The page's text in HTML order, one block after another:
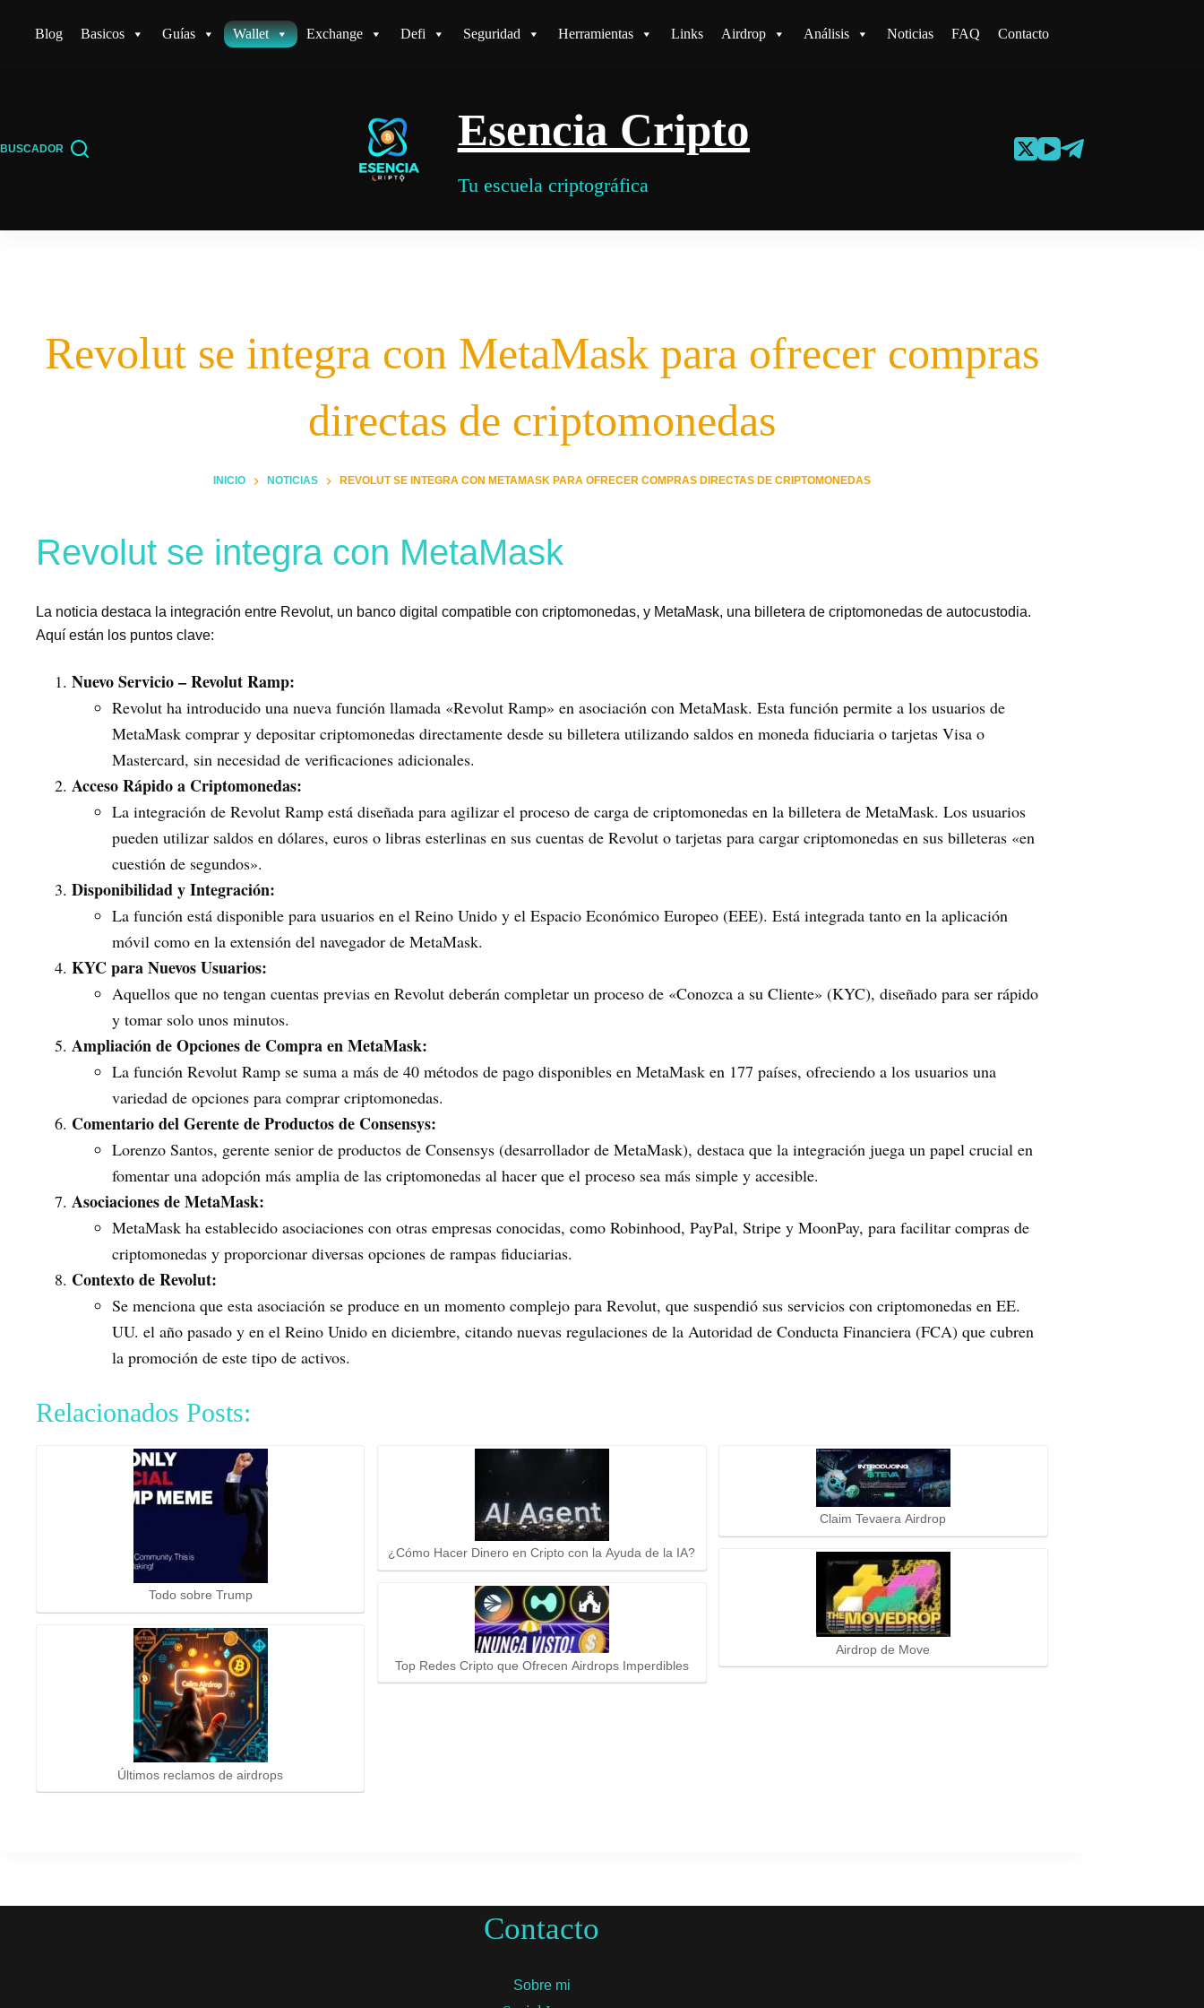
Blog Basicos Guías Wallet Exchange Defi Seguridad Herramientas Links Airdrop Análisis Noticias FAQ Contacto
BUSCADOR Esencia Cripto
Tu escuela criptográfica
Revolut se integra con MetaMask para ofrecer compras
directas de criptomonedas
INICIO NOTICIAS REVOLUT SE INTEGRA CON METAMASK PARA OFRECER COMPRAS DIRECTAS DE CRIPTOMONEDAS
Revolut se integra con MetaMask
La noticia destaca la integración entre Revolut, un banco digital compatible con criptomonedas, y MetaMask, una billetera de criptomonedas de autocustodia.
Aquí están los puntos clave:
Nuevo Servicio – Revolut Ramp:
Revolut ha introducido una nueva función llamada «Revolut Ramp» en asociación con MetaMask. Esta función permite a los usuarios de
MetaMask comprar y depositar criptomonedas directamente desde su billetera utilizando saldos en moneda fiduciaria o tarjetas Visa o
Mastercard, sin necesidad de verificaciones adicionales.
Acceso Rápido a Criptomonedas:
La integración de Revolut Ramp está diseñada para agilizar el proceso de carga de criptomonedas en la billetera de MetaMask. Los usuarios
pueden utilizar saldos en dólares, euros o libras esterlinas en sus cuentas de Revolut o tarjetas para cargar criptomonedas en sus billeteras «en
cuestión de segundos».
Disponibilidad y Integración:
La función está disponible para usuarios en el Reino Unido y el Espacio Económico Europeo (EEE). Está integrada tanto en la aplicación
móvil como en la extensión del navegador de MetaMask.
KYC para Nuevos Usuarios:
Aquellos que no tengan cuentas previas en Revolut deberán completar un proceso de «Conozca a su Cliente» (KYC), diseñado para ser rápido
y tomar solo unos minutos.
Ampliación de Opciones de Compra en MetaMask:
La función Revolut Ramp se suma a más de 40 métodos de pago disponibles en MetaMask en 177 países, ofreciendo a los usuarios una
variedad de opciones para comprar criptomonedas.
Comentario del Gerente de Productos de Consensys:
Lorenzo Santos, gerente senior de productos de Consensys (desarrollador de MetaMask), destaca que la integración juega un papel crucial en
fomentar una adopción más amplia de las criptomonedas al hacer que el proceso sea más simple y accesible.
Asociaciones de MetaMask:
MetaMask ha establecido asociaciones con otras empresas conocidas, como Robinhood, PayPal, Stripe y MoonPay, para facilitar compras de
criptomonedas y proporcionar diversas opciones de rampas fiduciarias.
Contexto de Revolut:
Se menciona que esta asociación se produce en un momento complejo para Revolut, que suspendió sus servicios con criptomonedas en EE.
UU. el año pasado y en el Reino Unido en diciembre, citando nuevas regulaciones de la Autoridad de Conducta Financiera (FCA) que cubren
la promoción de este tipo de activos.
Relacionados Posts:
Todo sobre Trump
Últimos reclamos de airdrops
¿Cómo Hacer Dinero en Cripto con la Ayuda de la IA?
Top Redes Cripto que Ofrecen Airdrops Imperdibles
Claim Tevaera Airdrop
Airdrop de Move
Contacto
Sobre mi